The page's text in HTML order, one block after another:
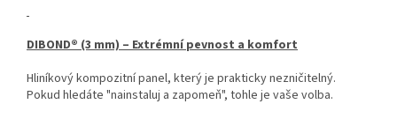
DIBOND® (3 mm) – Extrémní pevnost a komfort
Hliníkový kompozitní panel, který je prakticky nezničitelný.
Pokud hledáte "nainstaluj a zapomeň", tohle je vaše volba.